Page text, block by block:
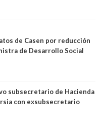
de Casen por reducción
de Desarrollo Social
e irresponsable"
subsecretario de Hacienda
con exsubsecretario